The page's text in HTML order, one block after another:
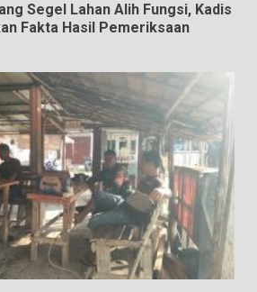
Segel Lahan Alih Fungsi, Kadis
Fakta Hasil Pemeriksaan